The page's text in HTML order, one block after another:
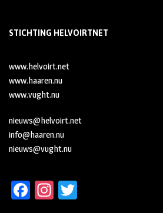
STICHTING HELVOIRTNET
www.helvoirt.net
www.haaren.nu
www.vught.nu
nieuws@helvoirt.net
info@haaren.nu
nieuws@vught.nu
Fa In